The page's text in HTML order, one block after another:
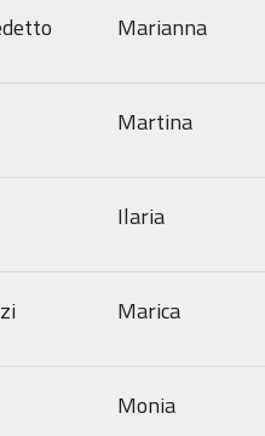
Marianna
Martina
Ilaria
Marica
Monia